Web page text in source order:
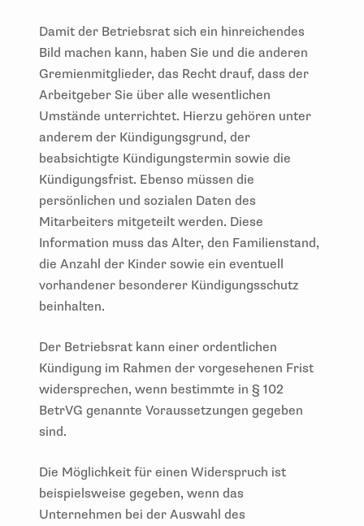
Damit der Betriebsrat sich ein hinreichendes
Bild machen kann, haben Sie und die anderen
Gremienmitglieder, das Recht drauf, dass der
Arbeitgeber Sie über alle wesentlichen
Umstände unterrichtet. Hierzu gehören unter
anderem der Kündigungsgrund, der
beabsichtigte Kündigungstermin sowie die
Kündigungsfrist. Ebenso müssen die
persönlichen und sozialen Daten des
Mitarbeiters mitgeteilt werden. Diese
Information muss das Alter, den Familienstand,
die Anzahl der Kinder sowie ein eventuell
vorhandener besonderer Kündigungsschutz
beinhalten.
Der Betriebsrat kann einer ordentlichen
Kündigung im Rahmen der vorgesehenen Frist
widersprechen, wenn bestimmte in § 102
BetrVG genannte Voraussetzungen gegeben
sind.
Die Möglichkeit für einen Widerspruch ist
beispielsweise gegeben, wenn das
Unternehmen bei der Auswahl des